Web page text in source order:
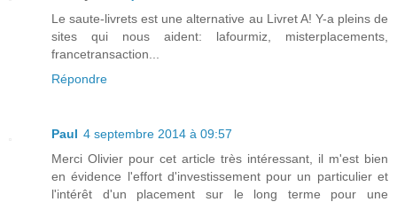
Le saute-livrets est une alternative au Livret A! Y-a pleins de
sites qui nous aident: lafourmiz, misterplacements,
francetransaction...
Répondre
Paul 4 septembre 2014 à 09:57
Merci Olivier pour cet article très intéressant, il m'est bien
en évidence l'effort d'investissement pour un particulier et
l'intérêt d'un placement sur le long terme pour une